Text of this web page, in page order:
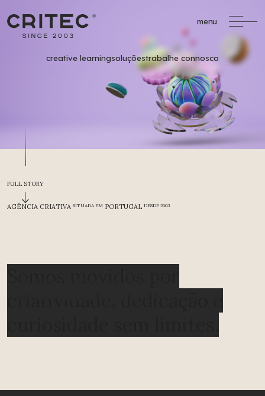
creative learningsoluçõestrabalhe connosco
menu
Formação Profissional
formacao@critec.pt
FULL STORY
AGÊNCIA CRIATIVA SITUADA EM PORTUGAL DESDE 2003